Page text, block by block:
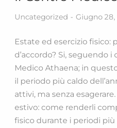
Uncategorized Giugno
Estate ed esercizio fisico:
d’accordo? Si, seguendo
Medico Athaena; in
il periodo più caldo
attivi, ma senza
estivo: come renderli
fisico durante i periodi più